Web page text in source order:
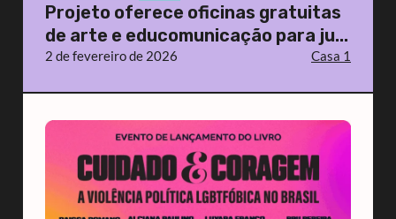
Projeto oferece oficinas gratuitas
de arte e educomunicação para ju...
2 de fevereiro de 2026 Casa 1